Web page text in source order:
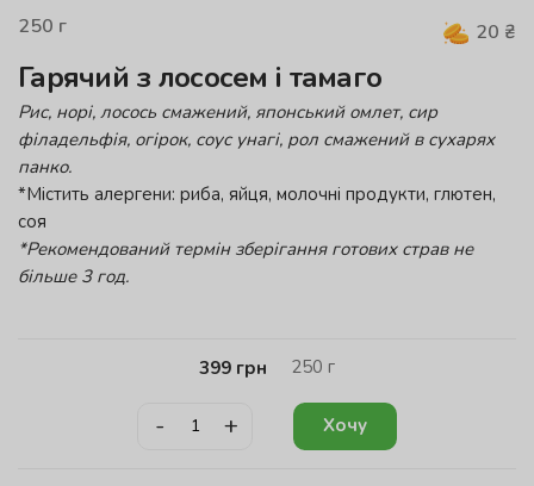
250 г 20 ₴
Гарячий з лососем і тамаго
Рис, норі, лосось смажений, японський омлет, сир
філадельфія, огірок, соус унагі, рол смажений в сухарях
панко.
*Містить алергени: риба, яйця, молочні продукти, глютен,
соя
*Рекомендований термін зберігання готових страв не
більше 3 год.
399 грн 250 г
- + Хочу